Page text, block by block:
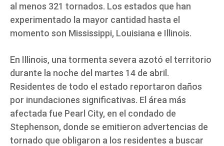
al menos 321 tornados. Los estados que han
experimentado la mayor cantidad hasta el
momento son Mississippi, Louisiana e Illinois.
En Illinois, una tormenta severa azotó el territorio
durante la noche del martes 14 de abril.
Residentes de todo el estado reportaron daños
por inundaciones significativas. El área más
afectada fue Pearl City, en el condado de
Stephenson, donde se emitieron advertencias de
tornado que obligaron a los residentes a buscar